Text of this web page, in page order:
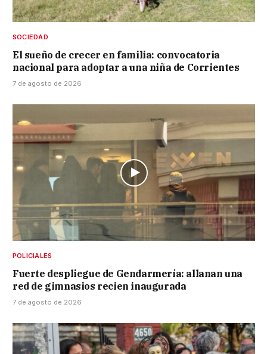
SOCIEDAD
El sueño de crecer en familia: convocatoria
nacional para adoptar a una niña de Corrientes
7 de agosto de 2026
POLICIALES
Fuerte despliegue de Gendarmería: allanan una
red de gimnasios recien inaugurada
7 de agosto de 2026